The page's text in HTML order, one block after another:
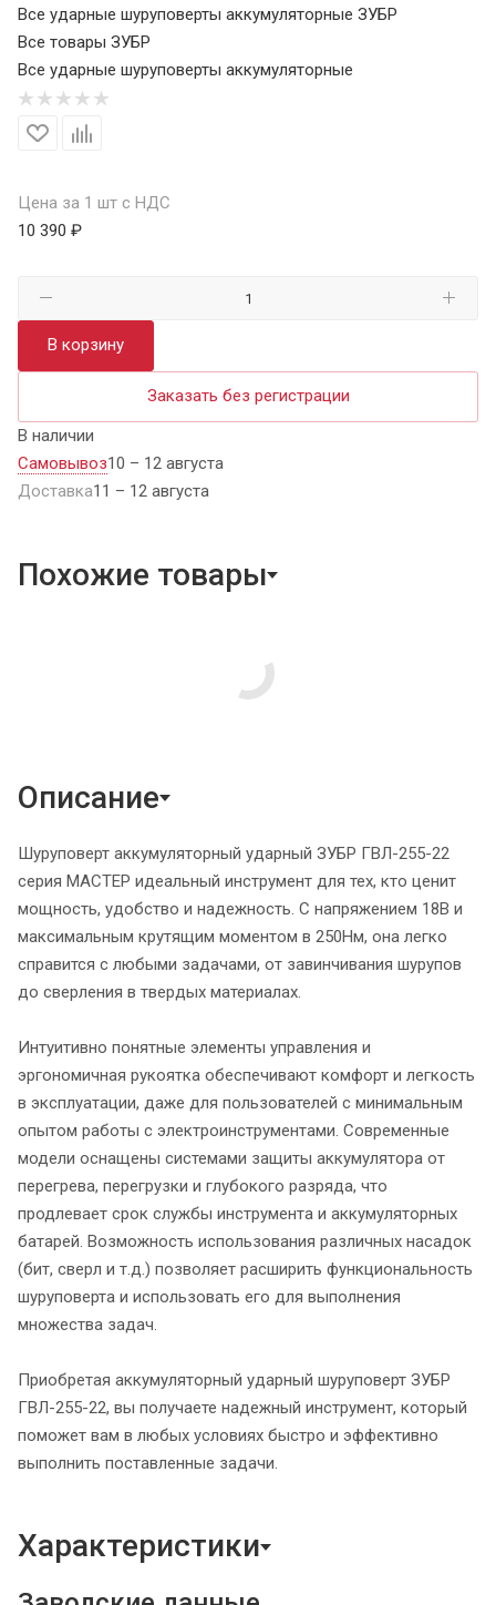
Все ударные шуруповерты аккумуляторные ЗУБР
Все товары ЗУБР
Все ударные шуруповерты аккумуляторные
Цена за 1 шт с НДС
10 390 ₽
В корзину
Заказать без регистрации
В наличии
Самовывоз10 – 12 августа
Доставка11 – 12 августа
Похожие товары
Описание
Шуруповерт аккумуляторный ударный ЗУБР ГВЛ-255-22
серия МАСТЕР идеальный инструмент для тех, кто ценит
мощность, удобство и надежность. С напряжением 18В и
максимальным крутящим моментом в 250Нм, она легко
справится с любыми задачами, от завинчивания шурупов
до сверления в твердых материалах.
Интуитивно понятные элементы управления и
эргономичная рукоятка обеспечивают комфорт и легкость
в эксплуатации, даже для пользователей с минимальным
опытом работы с электроинструментами. Современные
модели оснащены системами защиты аккумулятора от
перегрева, перегрузки и глубокого разряда, что
продлевает срок службы инструмента и аккумуляторных
батарей. Возможность использования различных насадок
(бит, сверл и т.д.) позволяет расширить функциональность
шуруповерта и использовать его для выполнения
множества задач.
Приобретая аккумуляторный ударный шуруповерт ЗУБР
ГВЛ-255-22, вы получаете надежный инструмент, который
поможет вам в любых условиях быстро и эффективно
выполнить поставленные задачи.
Характеристики